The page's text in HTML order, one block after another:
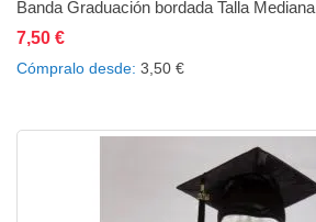
Banda Graduación bordada Talla Mediana
7,50 €
Cómpralo desde 3,50 €